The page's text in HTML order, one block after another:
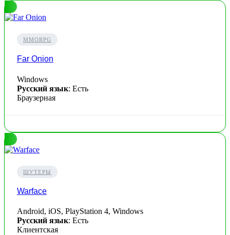
MMORPG
Far Onion
Windows
Русский язык: Есть
Браузерная
ШУТЕРЫ
Warface
Android, iOS, PlayStation 4, Windows
Русский язык: Есть
Клиентская